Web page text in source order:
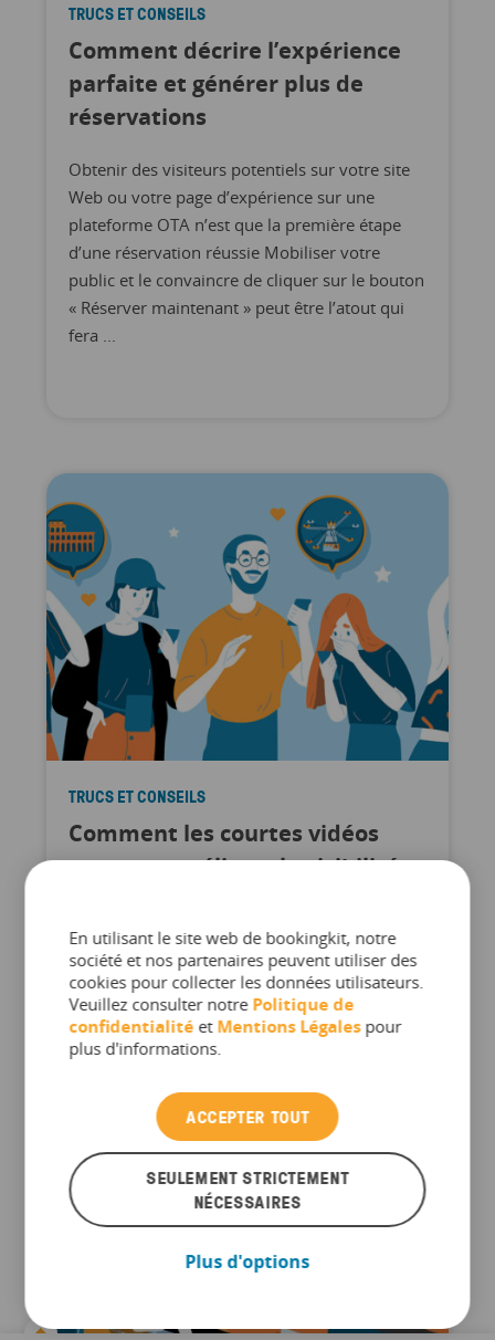
TRUCS ET CONSEILS
Comment décrire l’expérience
parfaite et générer plus de
réservations
Obtenir des visiteurs potentiels sur votre site
Web ou votre page d’expérience sur une
plateforme OTA n’est que la première étape
d’une réservation réussie Mobiliser votre
public et le convaincre de cliquer sur le bouton
« Réserver maintenant » peut être l’atout qui
fera ...
TRUCS ET CONSEILS
Comment les courtes vidéos
peuvent améliorer la visibilité
attractions et des activités
La plupart des prestataires qui offrent des
visites, des attractions et des activités sont
confrontés au dilemme suivant : comment
parmi les jeunes S’il est indéniable que les
réseaux sociaux jouent un rôle déterminant
pour influencer ...
En utilisant le site web de bookingkit, notre
société et nos partenaires peuvent utiliser des
cookies pour collecter les données utilisateurs.
Veuillez consulter notre Politique de
confidentialité et Mentions Légalespour
plus d'informations.
ACCEPTER TOUT
SEULEMENT STRICTEMENT
NÉCESSAIRES
Plus d'options